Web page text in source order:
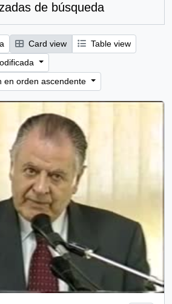
de búsqueda
Card view
Table view
en orden ascendente